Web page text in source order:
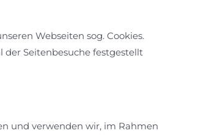
Webseiten sog. Cookies.
der Seitenbesuche festgestellt
und verwenden wir, im Rahmen